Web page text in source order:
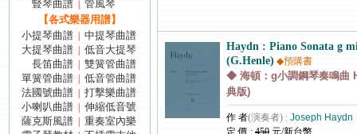
豎琴曲譜
管風琴
【各式樂器用譜】
小提琴曲譜
中提琴曲譜
大提琴曲譜
低音大提琴
長笛曲譜
雙簧管曲譜
單簧管曲譜
低音管曲譜
法國號曲譜
打擊樂曲譜
小喇叭曲譜
伸縮低音號
薩克斯風譜
重奏室內樂
Haydn : Piano Sonata g
(G.Henle) ◆預購書
◆ 海頓：g小調鋼琴奏鳴曲
典版)
作 者(演奏者) : Joseph Haydn
定 價 : 450 元/新台幣